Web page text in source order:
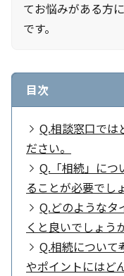
てお悩みがある方
です。
目次
Q.相談窓口では
ださい。
Q.「相続」につ
ることが必要でし
Q.どのようなタ
くと良いでしょう
Q.相続について
やポイントにはど